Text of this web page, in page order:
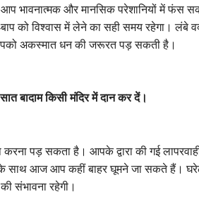
भावनात्मक और मानसिक परेशानियों में फंस
को विश्वास में लेने का सही समय रहेगा। लंबे
अकस्मात धन की जरूरत पड़ सकती है।
बादाम किसी मंदिर में दान कर दें।
पड़ सकता है। आपके द्वारा की गई
साथ आज आप कहीं बाहर घूमने जा सकते हैं।
संभावना रहेगी।